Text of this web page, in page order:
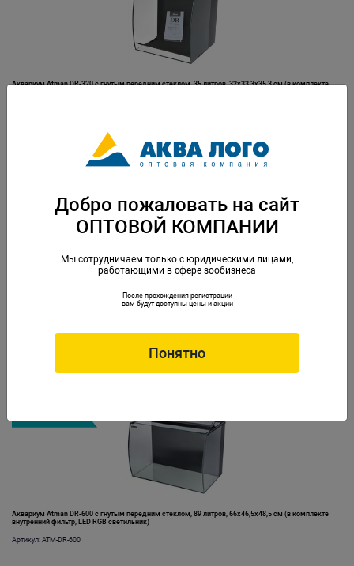
Аквариум Atman DR-320 c гнутым передним стеклом, 35 литров, 32х33,3х35,3 см (в комплекте
Аквариум Atman DR-420 c гнутым передним стеклом, 65 литров, 42х37,5х40 см (в комплекте
внутренний фильтр, LED RGB светильник)
Аквариум Atman DR-600 c гнутым передним стеклом, 89 литров, 66х46,5х48,5 см (в комплекте
внутренний фильтр, LED RGB светильник)
Артикул: ATM-DR-600
Добро пожаловать на сайт
ОПТОВОЙ КОМПАНИИ
Мы сотрудничаем только с юридическими лицами,
работающими в сфере зообизнеса
После прохождения регистрации
вам будут доступны цены и акции
Понятно